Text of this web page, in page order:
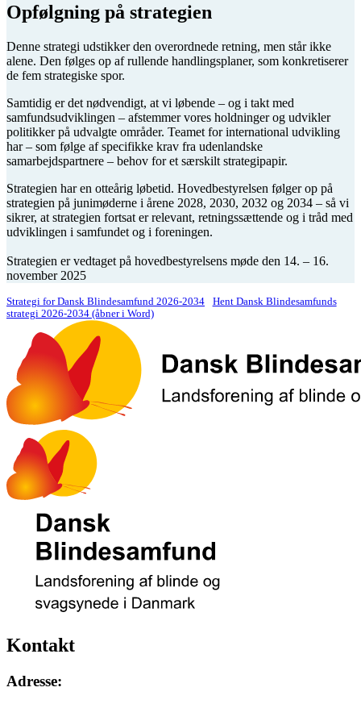
Opfølgning på strategien
Denne strategi udstikker den overordnede retning, men står ikke
alene. Den følges op af rullende handlingsplaner, som konkretiserer
de fem strategiske spor.
Samtidig er det nødvendigt, at vi løbende – og i takt med
samfundsudviklingen – afstemmer vores holdninger og udvikler
politikker på udvalgte områder. Teamet for international udvikling
har – som følge af specifikke krav fra udenlandske
samarbejdspartnere – behov for et særskilt strategipapir.
Strategien har en otteårig løbetid. Hovedbestyrelsen følger op på
strategien på junimøderne i årene 2028, 2030, 2032 og 2034 – så vi
sikrer, at strategien fortsat er relevant, retningssættende og i tråd med
udviklingen i samfundet og i foreningen.
Strategien er vedtaget på hovedbestyrelsens møde den 14. – 16.
november 2025
Strategi for Dansk Blindesamfund 2026-2034
Hent Dansk Blindesamfunds
strategi 2026-2034 (åbner i Word)
Kontakt
Adresse: